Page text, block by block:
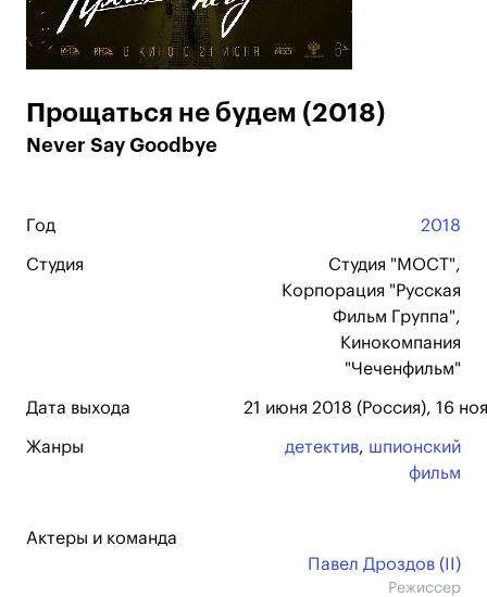
Прощаться не будем (2018)
Never Say Goodbye
Год 2018
Студия
Студия "МОСТ",
Корпорация "Русская
Фильм Группа",
Кинокомпания
"Чеченфильм"
Дата выхода 21 июня 2018 (Россия), 16
Жанры детектив, шпионский
фильм
Актеры и команда
Павел Дроздов (II)
Режиссер